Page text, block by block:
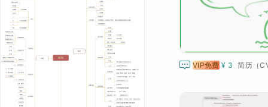
 VIP免费 ¥ 3 简历（